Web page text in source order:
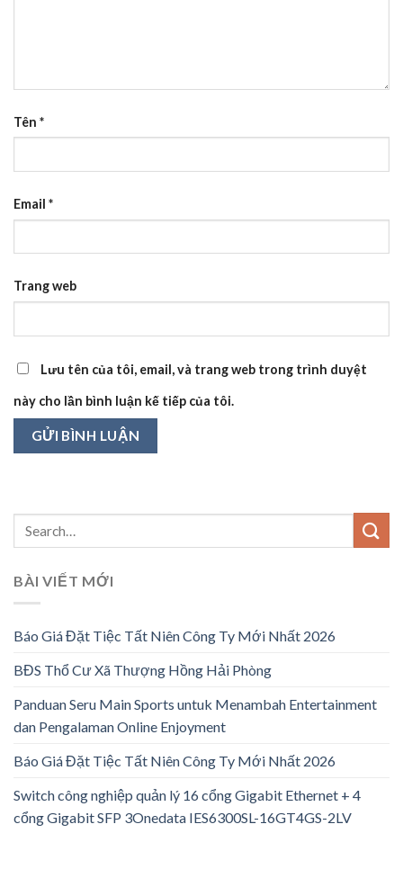
Tên *
Email *
Trang web
Lưu tên của tôi, email, và trang web trong trình duyệt
này cho lần bình luận kế tiếp của tôi.
BÀI VIẾT MỚI
Báo Giá Đặt Tiệc Tất Niên Công Ty Mới Nhất 2026
BĐS Thổ Cư Xã Thượng Hồng Hải Phòng
Panduan Seru Main Sports untuk Menambah Entertainment
dan Pengalaman Online Enjoyment
Báo Giá Đặt Tiệc Tất Niên Công Ty Mới Nhất 2026
Switch công nghiệp quản lý 16 cổng Gigabit Ethernet + 4
cổng Gigabit SFP 3Onedata IES6300SL-16GT4GS-2LV